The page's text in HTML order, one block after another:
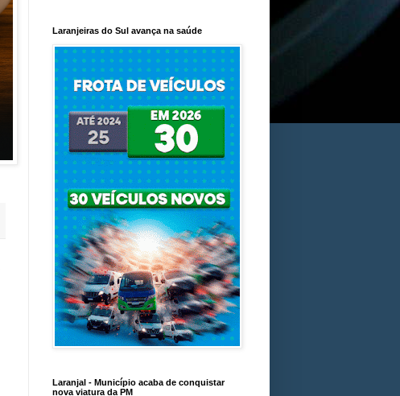
Laranjeiras do Sul avança na saúde
Laranjal - Município acaba de conquistar
nova viatura da PM